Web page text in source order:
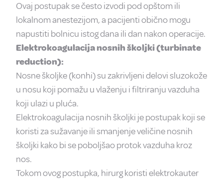
Ovaj postupak se često izvodi pod opštom ili
lokalnom anestezijom, a pacijenti obično mogu
napustiti bolnicu istog dana ili dan nakon operacije.
Elektrokoagulacija nosnih školjki (turbinate
reduction):
Nosne školjke (konhi) su zakrivljeni delovi sluzokože
u nosu koji pomažu u vlaženju i filtriranju vazduha
koji ulazi u pluća.
Elektrokoagulacija nosnih školjki je postupak koji se
koristi za sužavanje ili smanjenje veličine nosnih
školjki kako bi se poboljšao protok vazduha kroz
nos.
Tokom ovog postupka, hirurg koristi elektrokauter